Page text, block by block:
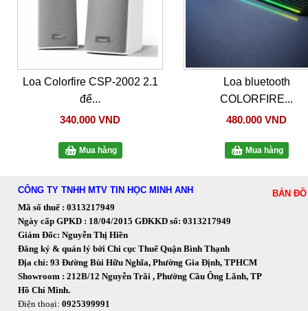
Loa Colorfire CSP-2002 2.1
để...
340.000 VND
Mua hàng
Loa bluetooth
COLORFIRE...
480.000 VND
Mua hàng
CÔNG TY TNHH MTV TIN HỌC MINH ANH
Mã số thuế : 0313217949
Ngày cấp GPKD : 18/04/2015 GĐKKD số: 0313217949
Giám Đốc: Nguyễn Thị Hiền
Đăng ký & quản lý bởi Chi cục Thuế Quận Bình Thạnh
Địa chỉ: 93 Đường Bùi Hữu Nghĩa, Phường Gia Định, TPHCM
Showroom : 212B/12 Nguyễn Trãi , Phường Cầu Ông Lãnh, TP
Hồ Chí Minh.
Điện thoại: 0925399991
BẢN